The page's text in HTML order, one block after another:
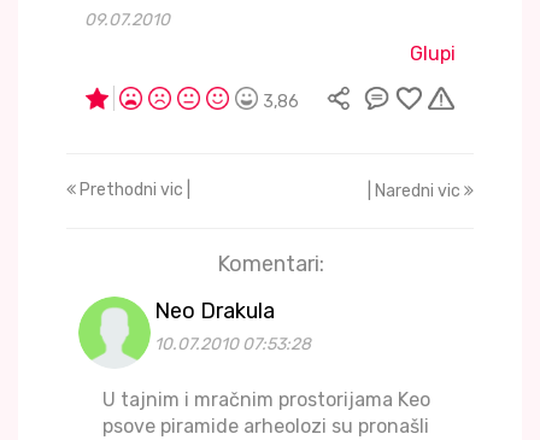
09.07.2010
Glupi
3,86
Prethodni vic | | Naredni vic
Komentari:
Neo Drakula
10.07.2010 07:53:28
U tajnim i mračnim prostorijama Keo
psove piramide arheolozi su pronašli